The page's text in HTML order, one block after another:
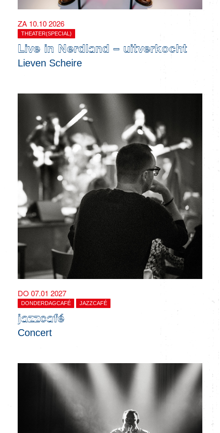
ZA 10.10 2026
THEATER(SPECIAL)
Live in Nerdland – uitverkocht
Lieven Scheire
DO 07.01 2027
DONDERDAGCAFÉ JAZZCAFÉ
jazzcafé
Concert